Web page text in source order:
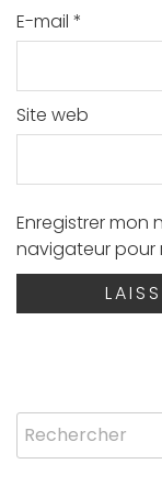
E-mail *
Site web
Enregistrer mon
navigateur pour
Rechercher